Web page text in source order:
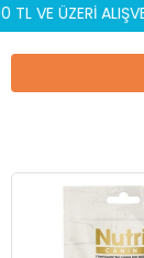
VE ÜZERİ